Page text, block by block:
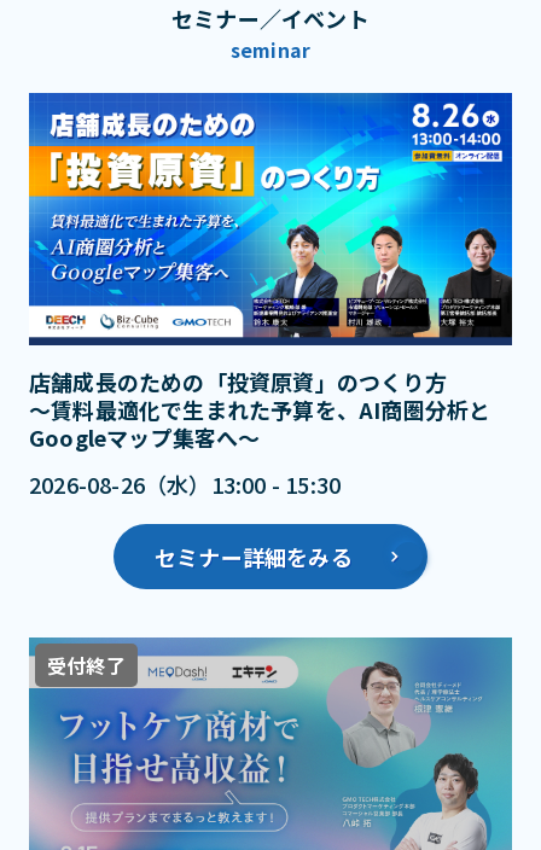
セミナー／イベント
seminar
店舗成長のための「投資原資」のつくり方
～賃料最適化で生まれた予算を、AI商圏分析と
Googleマップ集客へ～
2026-08-26（水）13:00 - 15:30
セミナー詳細をみる